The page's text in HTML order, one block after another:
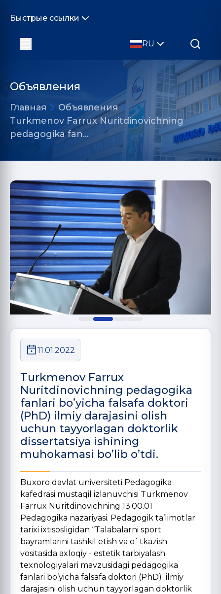
Быстрые ссылки
RU
Объявления
Главная
Объявления
Turkmenov Farrux Nuritdinovichning
pedagogika fan…
11.01.2022
Turkmenov Farrux
Nuritdinovichning pedagogika
fanlari bo’yicha falsafa doktori
(PhD) ilmiy darajasini olish
uchun tayyorlagan doktorlik
dissertatsiya ishining
muhokamasi bo’lib o’tdi.
Buxoro davlat universiteti Pedagogika
kafedrasi mustaqil izlanuvchisi Turkmenov
Farrux Nuritdinovichning 13.00.01
Pedagogika nazariyasi. Pedagogik ta’limotlar
tarixi ixtisosligidan “Talabalarni sport
bayramlarini tashkil etish va o`tkazish
vositasida axloqiy - estetik tarbiyalash
texnologiyalari mavzusidagi pedagogika
fanlari bo’yicha falsafa doktori (PhD) ilmiy
darajasini olish uchun tayyorlagan doktorlik